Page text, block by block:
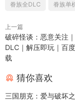
眷族全DLC
眷族单
上一篇
破碎怪谈：恶意关注
DLC｜解压即玩｜百
载
猜你喜欢
三国朋克：爱与破坏